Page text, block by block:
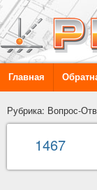
Главная
Рубрика: Вопрос-
1467